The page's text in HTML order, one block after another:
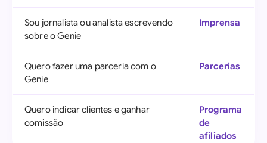
Sou jornalista ou analista escrevendo
sobre o Genie
Imprensa
Quero fazer uma parceria com o
Genie
Parcerias
Quero indicar clientes e ganhar
comissão
Programa
de
afiliados